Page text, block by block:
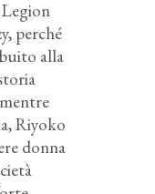
perché
alla
Riyoko
donna